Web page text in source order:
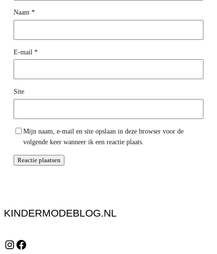
Naam *
E-mail *
Site
Mijn naam, e-mail en site opslaan in deze browser voor de
volgende keer wanneer ik een reactie plaats.
KINDERMODEBLOG.NL
Instagram Facebook